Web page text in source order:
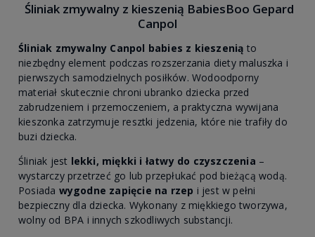
Śliniak zmywalny z kieszenią BabiesBoo Gepard
Canpol
Śliniak zmywalny Canpol babies z kieszenią to
niezbędny element podczas rozszerzania diety maluszka i
pierwszych samodzielnych posiłków. Wodoodporny
materiał skutecznie chroni ubranko dziecka przed
zabrudzeniem i przemoczeniem, a praktyczna wywijana
kieszonka zatrzymuje resztki jedzenia, które nie trafiły do
buzi dziecka.
Śliniak jest lekki, miękki i łatwy do czyszczenia –
wystarczy przetrzeć go lub przepłukać pod bieżącą wodą.
Posiada wygodne zapięcie na rzep i jest w pełni
bezpieczny dla dziecka. Wykonany z miękkiego tworzywa,
wolny od BPA i innych szkodliwych substancji.